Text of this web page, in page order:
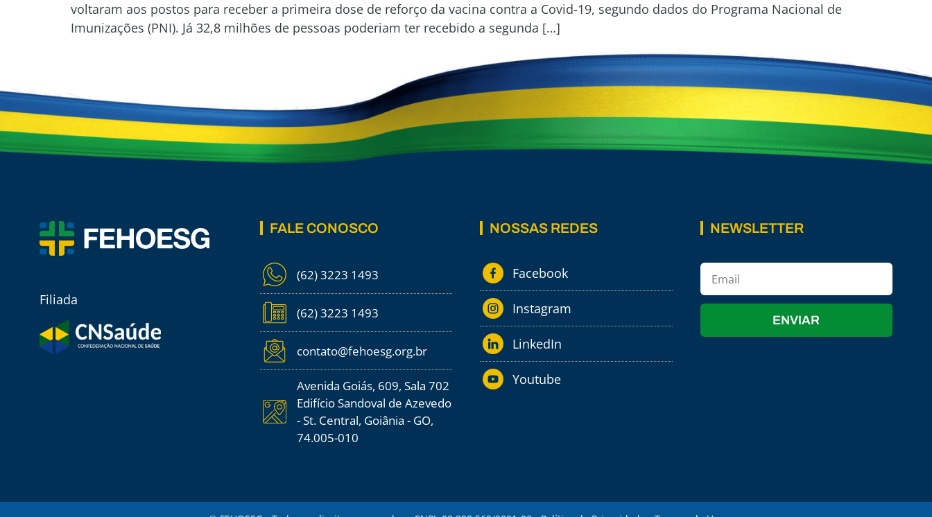
voltaram aos postos para receber a primeira dose de reforço da vacina contra a Covid-19, segundo dados do Programa Nacional de
Imunizações (PNI). Já 32,8 milhões de pessoas poderiam ter recebido a segunda […]
Filiada
FALE CONOSCO
(62) 3223 1493
(62) 3223 1493
contato@fehoesg.org.br
Avenida Goiás, 609, Sala 702
Edifício Sandoval de Azevedo
- St. Central, Goiânia - GO,
74.005-010
NOSSAS REDES
Facebook
Instagram
LinkedIn
Youtube
NEWSLETTER
ENVIAR